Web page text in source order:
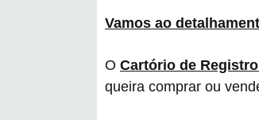
Vamos ao
O Cartório de
queira comprar ou